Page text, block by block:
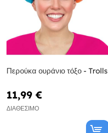
Περούκα ουράνιο τόξο - Trolls
11,99 €
ΔΙΑΘΈΣΙΜΟ